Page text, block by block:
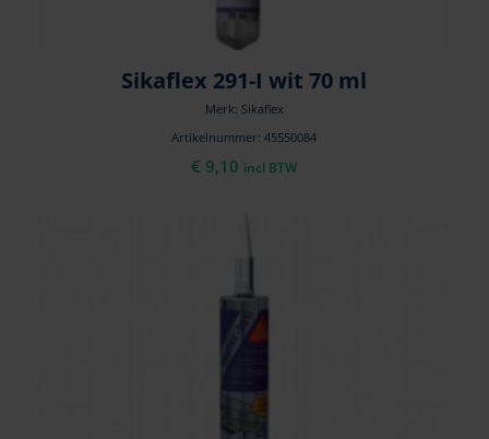
Sikaflex 291-I wit 70 ml
Merk: Sikaflex
Artikelnummer: 45550084
€ 9,10 incl BTW